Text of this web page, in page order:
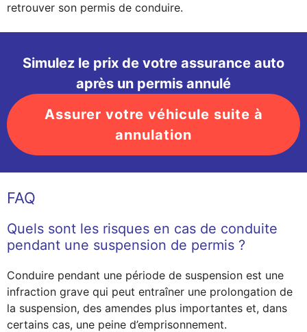
retrouver son permis de conduire.
Simulez le prix de votre assurance auto
après un permis annulé
Assurer votre véhicule suite à
annulation
FAQ
Quels sont les risques en cas de conduite
pendant une suspension de permis ?
Conduire pendant une période de suspension est une
infraction grave qui peut entraîner une prolongation de
la suspension, des amendes plus importantes et, dans
certains cas, une peine d’emprisonnement.